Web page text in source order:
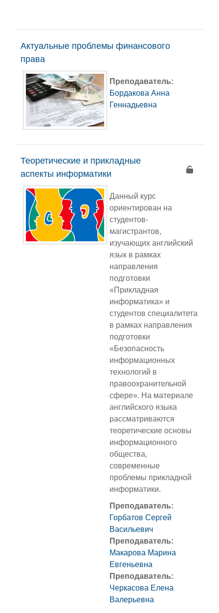
Актуальные проблемы финансового
права
Преподаватель:
Бордакова Анна
Геннадьевна
Теоретические и прикладные
аспекты информатики
Данный курс
ориентирован на
студентов-
магистрантов,
изучающих английский
язык в рамках
направления
подготовки
«Прикладная
информатика» и
студентов специалитета
в рамках направления
подготовки
«Безопасность
информационных
технологий в
правоохранительной
сфере». На материале
английского языка
рассматриваются
теоретические основы
информационного
общества,
современные
проблемы прикладной
информатики.
Преподаватель:
Горбатов Сергей
Васильевич
Преподаватель:
Макарова Марина
Евгеньевна
Преподаватель:
Черкасова Елена
Валерьевна